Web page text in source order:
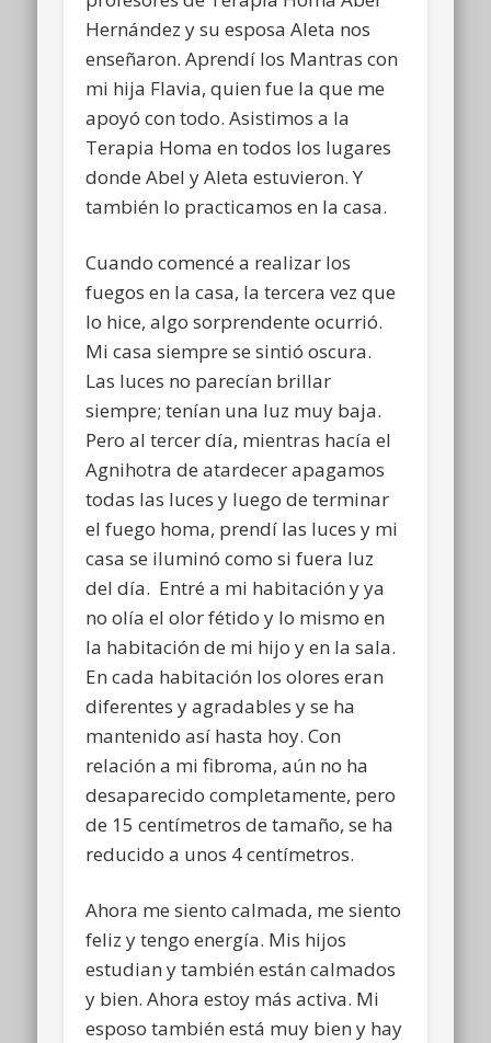
Hernández y su esposa Aleta nos
enseñaron. Aprendí los Mantras con
mi hija Flavia, quien fue la que me
apoyó con todo. Asistimos a la
Terapia Homa en todos los lugares
donde Abel y Aleta estuvieron. Y
también lo practicamos en la casa.
Cuando comencé a realizar los
fuegos en la casa, la tercera vez que
lo hice, algo sorprendente ocurrió.
Mi casa siempre se sintió oscura.
Las luces no parecían brillar
siempre; tenían una luz muy baja.
Pero al tercer día, mientras hacía el
Agnihotra de atardecer apagamos
todas las luces y luego de terminar
el fuego homa, prendí las luces y mi
casa se iluminó como si fuera luz
del día. Entré a mi habitación y ya
no olía el olor fétido y lo mismo en
la habitación de mi hijo y en la sala.
En cada habitación los olores eran
diferentes y agradables y se ha
mantenido así hasta hoy. Con
relación a mi fibroma, aún no ha
desaparecido completamente, pero
de 15 centímetros de tamaño, se ha
reducido a unos 4 centímetros.
Ahora me siento calmada, me siento
feliz y tengo energía. Mis hijos
estudian y también están calmados
y bien. Ahora estoy más activa. Mi
esposo también está muy bien y hay